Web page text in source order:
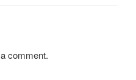
comment.